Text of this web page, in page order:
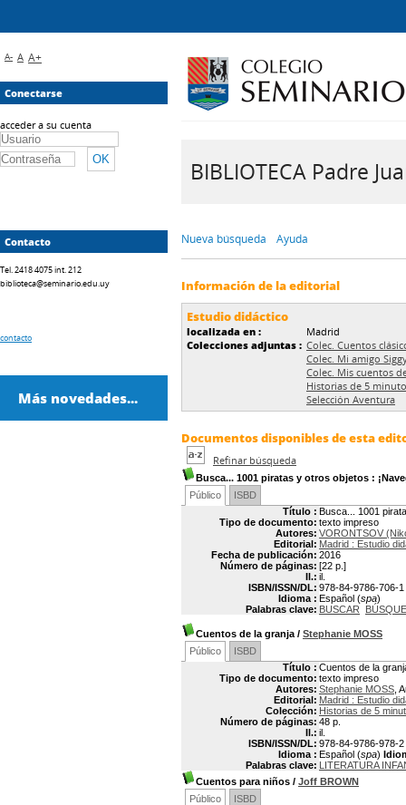
BIBLIOTECA Padre
Nueva búsqueda Ayuda
Información de la editorial
Estudio didáctico
localizada en :
Madrid
Colecciones adjuntas : Colec. Cuentos
Colec. Mi amigo
Colec. Mis cuentos
Historias de 5
Selección Aventura
Documentos disponibles de esta
Refinar búsqueda
Busca... 1001 piratas y otros objetos :
Público
ISBD
Título : Busca... 1001
Tipo de documento: texto impreso
Autores: VORONTSOV
Editorial: Madrid : Estudio
Fecha de publicación: 2016
Número de páginas: [22 p.]
Il.: il.
ISBN/ISSN/DL: 978-84-9786-706-1
Idioma : Español (spa)
Palabras clave: BUSCAR
Cuentos de la granja / Stephanie MOSS
Público
ISBD
Título : Cuentos de la
Tipo de documento: texto impreso
Autores: Stephanie MOSS ,
Editorial: Madrid : Estudio
Colección: Historias de 5
Número de páginas: 48 p.
Il.: il.
ISBN/ISSN/DL: 978-84-9786-978-2
Idioma : Español (spa)
Palabras clave: LITERATURA
Cuentos para niños / Joff BROWN
Público
ISBD
A- A A+
Conectarse
acceder a su cuenta
Contacto
Tel. 2418 4075 int. 212
biblioteca@seminario.edu.uy
contacto
Más novedades...